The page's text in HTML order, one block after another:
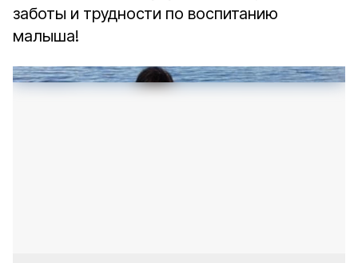
заботы и трудности по воспитанию
малыша!